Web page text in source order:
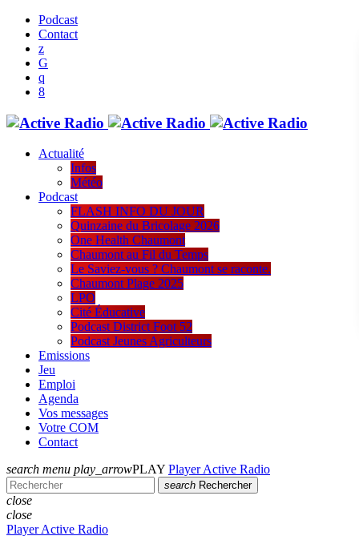
Podcast
Contact
Actualité
Infos
Météo
Podcast
FLASH INFO DU JOUR
Quinzaine du Bricolage 2026
One Health Chaumont
Chaumont au Fil du Temps
Le Saviez-vous ? Chaumont se raconte.
Chaumont Plage 2025
LPO
Cité Éducative
Podcast District Foot 52
Podcast Jeunes Agriculteurs
Emissions
Jeu
Emploi
Agenda
Vos messages
Votre COM
Contact
search menu play_arrowPLAY Player Active Radio
search Rechercher
close
close
Player Active Radio